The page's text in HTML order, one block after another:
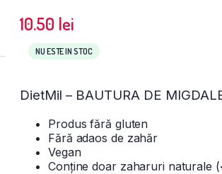
10.50 lei
NU ESTE IN STOC
DietMil – BAUTURA DE
Produs fără gluten
Fără adaos de zahăr
Vegan
Conține doar zaharuri naturale